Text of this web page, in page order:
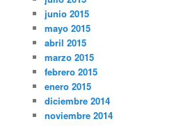
junio 2015
mayo 2015
abril 2015
marzo 2015
febrero 2015
enero 2015
diciembre 2014
noviembre 2014